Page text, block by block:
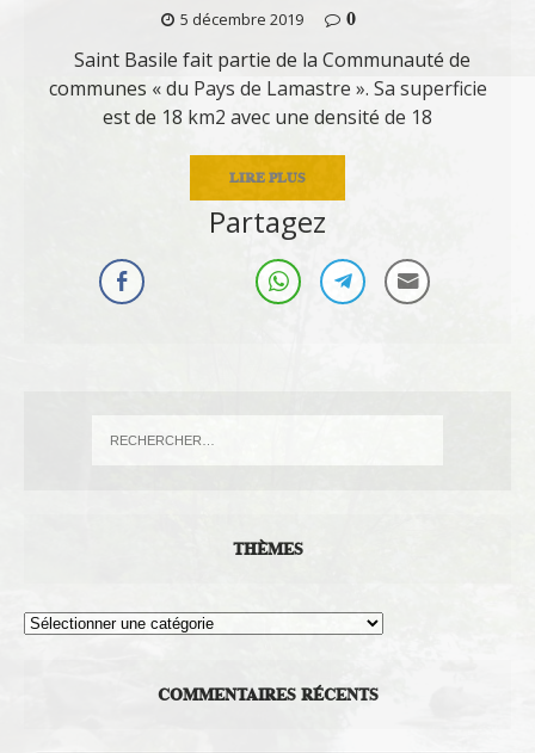
5 décembre 2019
0
Saint Basile fait partie de la Communauté de
communes « du Pays de Lamastre ». Sa superficie
est de 18 km2 avec une densité de 18
LIRE PLUS
Partagez
THÈMES
Thèmes
COMMENTAIRES RÉCENTS